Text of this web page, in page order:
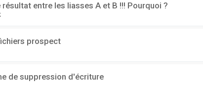
résultat entre les liasses A et B !!! Pourquoi ?
prospect
de suppression d'écriture